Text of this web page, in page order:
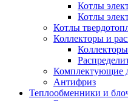
Котлы
Котлы
Котлы
Коллекторы и
Комплектующие
Антифриз
Теплообменники и